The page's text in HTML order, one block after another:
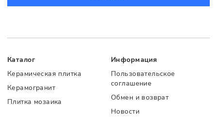
Каталог
Керамическая плитка
Керамогранит
Плитка мозаика
Информация
Пользовательское
соглашение
Обмен и возврат
Новости